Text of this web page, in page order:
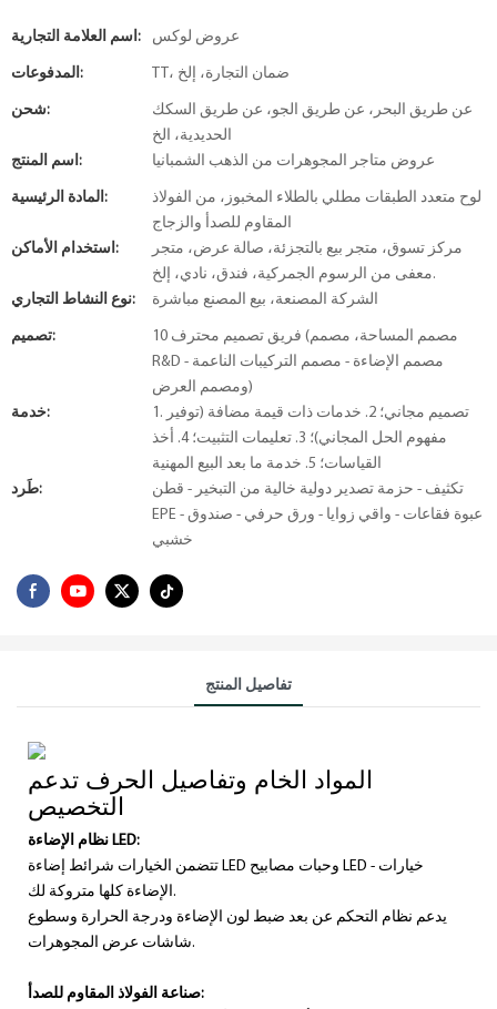
اسم العلامة التجارية: عروض لوكس
المدفوعات: TT، ضمان التجارة، إلخ
شحن:
عن طريق البحر، عن طريق الجو، عن طريق السكك
الحديدية، الخ
اسم المنتج:
عروض متاجر المجوهرات من الذهب الشمبانيا
المادة الرئيسية:
لوح متعدد الطبقات مطلي بالطلاء المخبوز، من الفولاذ
المقاوم للصدأ والزجاج
استخدام الأماكن:
مركز تسوق، متجر بيع بالتجزئة، صالة عرض، متجر
معفى من الرسوم الجمركية، فندق، نادي، إلخ.
نوع النشاط التجاري:
الشركة المصنعة، بيع المصنع مباشرة
تصميم:
10 فريق تصميم محترف (مصمم المساحة، مصمم
R&D - مصمم الإضاءة - مصمم التركيبات الناعمة
ومصمم العرض)
خدمة:
1. تصميم مجاني؛ 2. خدمات ذات قيمة مضافة (توفير
مفهوم الحل المجاني)؛ 3. تعليمات التثبيت؛ 4. أخذ
القياسات؛ 5. خدمة ما بعد البيع المهنية
طَرد:
تكثيف - حزمة تصدير دولية خالية من التبخير - قطن
EPE - عبوة فقاعات - واقي زوايا - ورق حرفي - صندوق
خشبي
تفاصيل المنتج
المواد الخام وتفاصيل الحرف تدعم
التخصيص
نظام الإضاءة LED:
تتضمن الخيارات شرائط إضاءة LED وحبات مصابيح LED - خيارات
الإضاءة كلها متروكة لك.
يدعم نظام التحكم عن بعد ضبط لون الإضاءة ودرجة الحرارة وسطوع
شاشات عرض المجوهرات.
صناعة الفولاذ المقاوم للصدأ: